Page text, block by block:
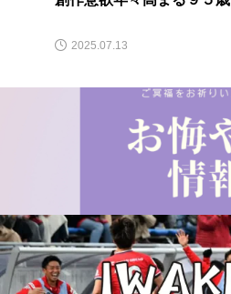
2025.07.13